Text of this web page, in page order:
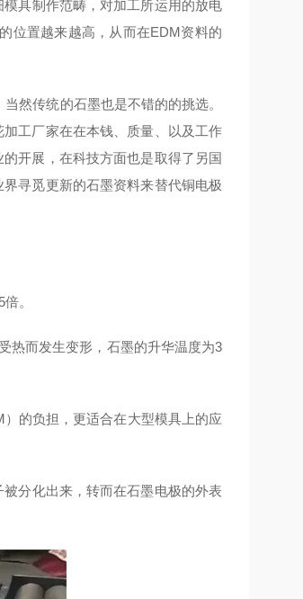
具制作范畴，对加工所运用的放电
位置越来越高，从而在EDM资料的
然传统的石墨也是不错的的挑选。
工厂家在在本钱、质量、以及工作
开展，在科技方面也是取得了另国
寻觅更新的石墨资料来替代铜电极
。
热而发生变形，石墨的升华温度为3
的负担，更适合在大型模具上的应
分化出来，转而在石墨电极的外表